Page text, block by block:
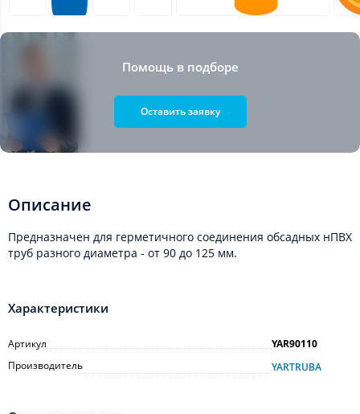
Помощь в подборе
Оставить заявку
Описание
Предназначен для герметичного соединения обсадных нПВХ
труб разного диаметра - от 90 до 125 мм.
Характеристики
Артикул
YAR90110
Производитель
YARTRUBA